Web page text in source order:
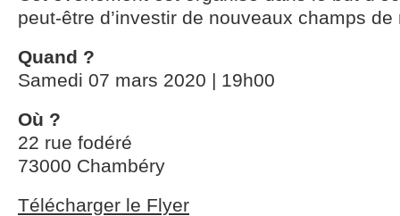
peut-être d’investir de nouveaux champs de
Quand ?
Samedi 07 mars 2020 | 19h00
Où ?
22 rue fodéré
73000 Chambéry
Télécharger le Flyer